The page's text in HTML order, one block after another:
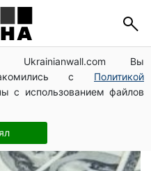
Ukrainianwall.com Вы
с Политикой
с использованием файлов